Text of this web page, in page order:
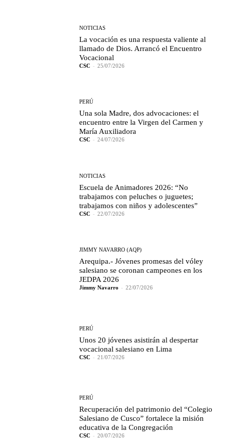
NOTICIAS
La vocación es una respuesta valiente al
llamado de Dios. Arrancó el Encuentro
Vocacional
CSC - 25/07/2026
PERÚ
Una sola Madre, dos advocaciones: el
encuentro entre la Virgen del Carmen y
María Auxiliadora
CSC - 24/07/2026
NOTICIAS
Escuela de Animadores 2026: “No
trabajamos con peluches o juguetes;
trabajamos con niños y adolescentes”
CSC - 22/07/2026
JIMMY NAVARRO (AQP)
Arequipa.- Jóvenes promesas del vóley
salesiano se coronan campeones en los
JEDPA 2026
Jimmy Navarro - 22/07/2026
PERÚ
Unos 20 jóvenes asistirán al despertar
vocacional salesiano en Lima
CSC - 21/07/2026
PERÚ
Recuperación del patrimonio del “Colegio
Salesiano de Cusco” fortalece la misión
educativa de la Congregación
CSC - 20/07/2026